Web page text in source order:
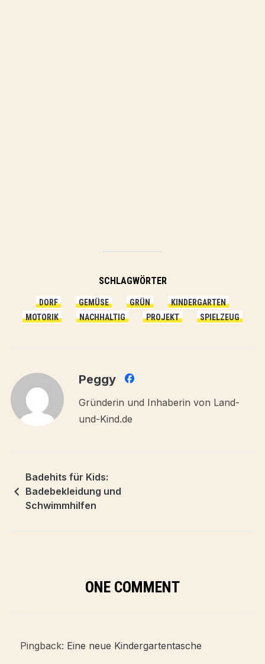
SCHLAGWÖRTER
DORF GEMÜSE GRÜN
KINDERGARTEN
MOTORIK
NACHHALTIG PROJEKT SPIELZEUG
Peggy
Gründerin und Inhaberin von Land-
und-Kind.de
Badehits für Kids:
Badebekleidung und
Schwimmhilfen
ONE COMMENT
Pingback: Eine neue Kindergartentasche